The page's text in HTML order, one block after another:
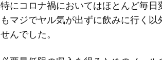
特にコロナ禍においてはほとんど毎
もマジでヤル気が出ずに飲みに行く
せんでした。